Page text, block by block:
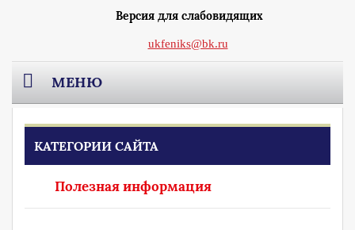
Версия для слабовидящих
ukfeniks@bk.ru
МЕНЮ
Главная
О компании
Реквизиты Москва
Раскрытие информации
КАТЕГОРИИ САЙТА
Полезная информация